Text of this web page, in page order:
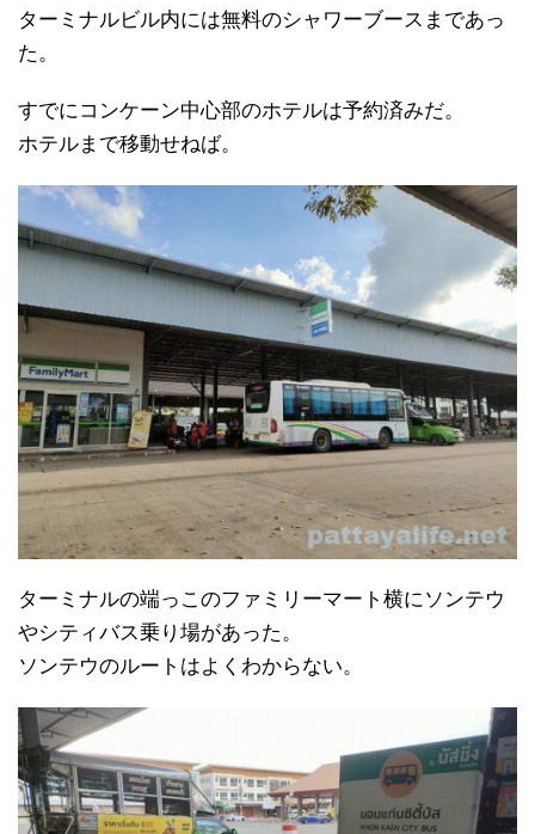
ターミナルビル内には無料のシャワーブースまであっ
た。
すでにコンケーン中心部のホテルは予約済みだ。
ホテルまで移動せねば。
ターミナルの端っこのファミリーマート横にソンテウ
やシティバス乗り場があった。
ソンテウのルートはよくわからない。